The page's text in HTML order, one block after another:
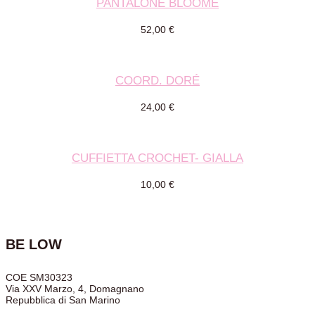
PANTALONE BLOOMÉ
52,00 €
COORD. DORÉ
24,00 €
CUFFIETTA CROCHET- GIALLA
10,00 €
BE LOW
COE SM30323
Via XXV Marzo, 4, Domagnano
Repubblica di San Marino